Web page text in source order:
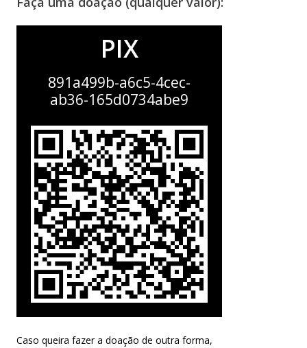
PIX
891a499b-a6c5-4cec-
ab36-165d0734abe9
Caso queira fazer a doação de outra forma,